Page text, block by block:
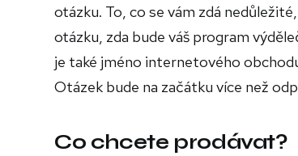
otázku. To, co se vám zdá
otázku, zda bude váš program
je také jméno internetového
Otázek bude na začátku více než
Co chcete prodávat?